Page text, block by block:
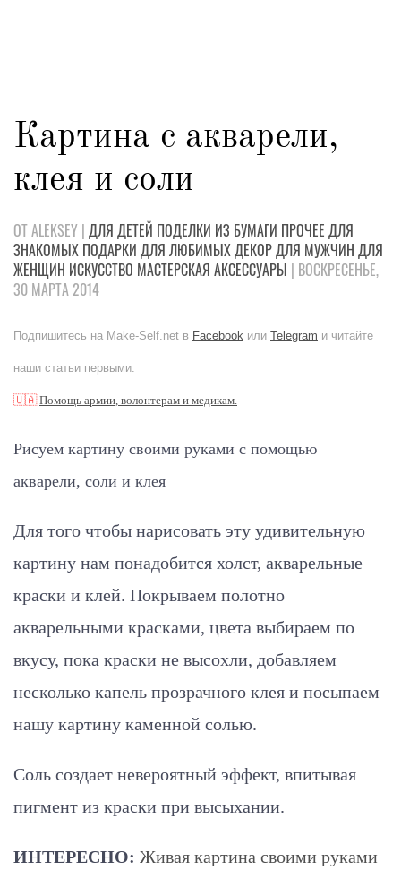
Картина с акварели,
клея и соли
ОТ ALEKSEY | ДЛЯ ДЕТЕЙ ПОДЕЛКИ ИЗ БУМАГИ ПРОЧЕЕ ДЛЯ
ЗНАКОМЫХ ПОДАРКИ ДЛЯ ЛЮБИМЫХДЕКОРДЛЯ МУЖЧИН ДЛЯ
ЖЕНЩИН ИСКУССТВО МАСТЕРСКАЯ АКСЕССУАРЫ | ВОСКРЕСЕНЬЕ,
30 МАРТА 2014
Подпишитесь на Make-Self.net в Facebook или Telegram и читайте
наши статьи первыми.
🇺🇦Помощь армии, волонтерам и медикам.
Рисуем картину своими руками с помощью
акварели, соли и клея
Для того чтобы нарисовать эту удивительную
картину нам понадобится холст, акварельные
краски и клей. Покрываем полотно
акварельными красками, цвета выбираем по
вкусу, пока краски не высохли, добавляем
несколько капель прозрачного клея и посыпаем
нашу картину каменной солью.
Соль создает невероятный эффект, впитывая
пигмент из краски при высыхании.
ИНТЕРЕСНО: Живая картина своими руками